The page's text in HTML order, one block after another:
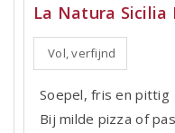
La Natura Sicilia
Vol, verfijnd
Soepel, fris en pittig
Bij milde pizza of